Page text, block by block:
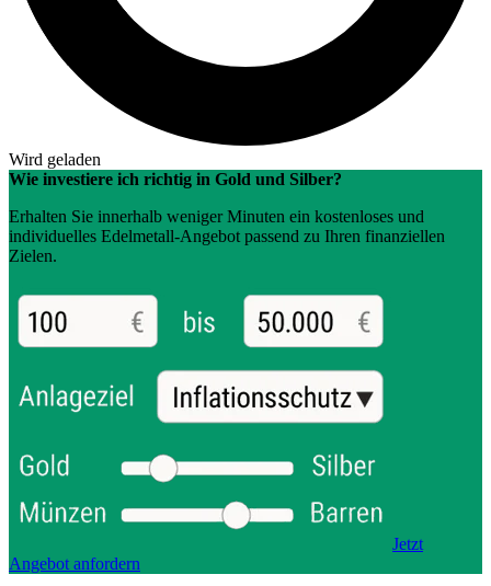
Wird geladen
Wie investiere ich richtig in Gold und Silber?
Erhalten Sie innerhalb weniger Minuten ein kostenloses und
individuelles Edelmetall-Angebot passend zu Ihren finanziellen
Zielen.
Jetzt
Angebot anfordern